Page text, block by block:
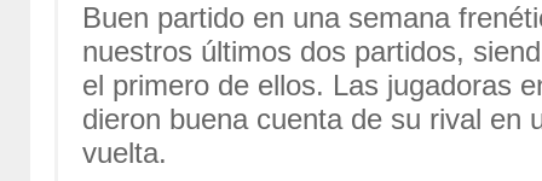
Buen partido en una semana
nuestros últimos dos partidos,
el primero de ellos. Las jugadoras
dieron buena cuenta de su rival en
vuelta.